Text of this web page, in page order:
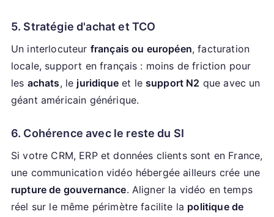
5. Stratégie d'achat et TCO
Un interlocuteur français ou européen, facturation
locale, support en français : moins de friction pour
les achats, le juridiqueet le support N2 que avec un
géant américain générique.
6. Cohérence avec le reste du SI
Si votre CRM, ERP et données clients sont en France,
une communication vidéo hébergée ailleurs crée une
rupture de gouvernance. Aligner la vidéo en temps
réel sur le même périmètre facilite la politique de